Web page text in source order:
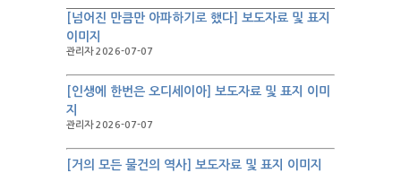
[넘어진 만큼만 아파하기로 했다] 보도자료 및 표지
이미지
관리자 2026-07-07
[인생에 한번은 오디세이아] 보도자료 및 표지 이미
지
관리자 2026-07-07
[거의 모든 물건의 역사] 보도자료 및 표지 이미지